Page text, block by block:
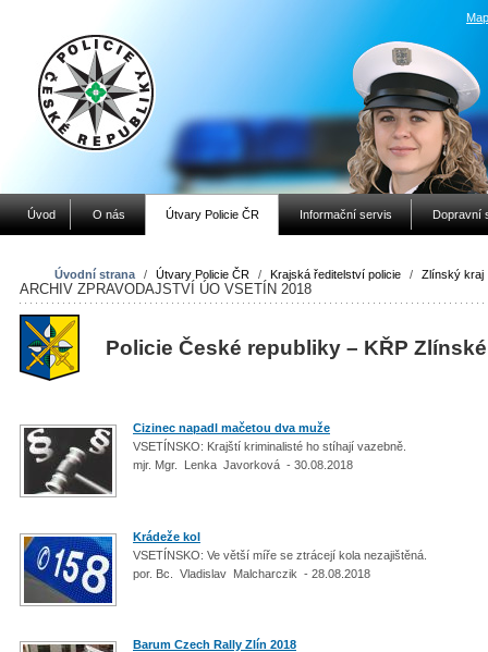
Úvod O nás Útvary Policie ČR Informační servis Dopravní
Úvodní strana / Útvary Policie ČR / Krajská ředitelství policie / Zlínský kraj
ARCHIV ZPRAVODAJSTVÍ ÚO VSETÍN 2018
Policie České republiky – KŘP
Cizinec napadl mačetou dva muže
VSETÍNSKO: Krajští kriminalisté ho stíhají vazebně.
mjr. Mgr. Lenka Javorková - 30.08.2018
Krádeže kol
VSETÍNSKO: Ve větší míře se ztrácejí kola nezajištěná.
por. Bc. Vladislav Malcharczik - 28.08.2018
Barum Czech Rally Zlín 2018